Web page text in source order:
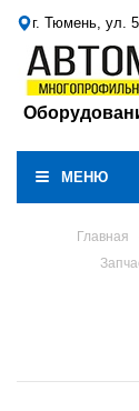
г. Тюмень, ул.
МЕНЮ
Главная